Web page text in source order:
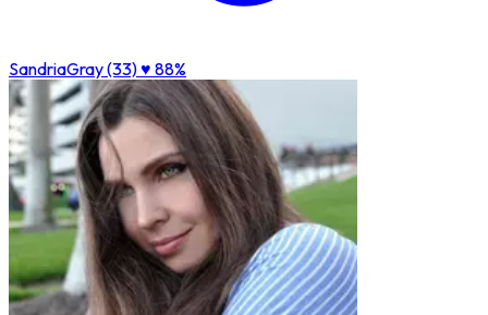
SandriaGray (33)♥ 88%